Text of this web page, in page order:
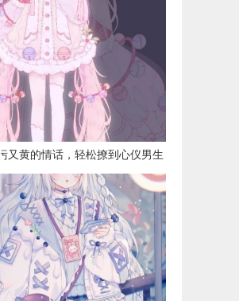
又黄的情话，轻松撩到心仪男生